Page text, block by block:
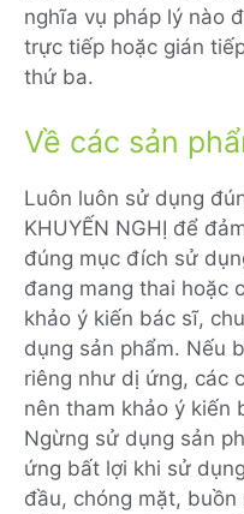
nghĩa vụ pháp lý nào
trực tiếp hoặc gián
thứ ba.
Về các sản
Luôn luôn sử dụng
KHUYẾN NGHỊ để
đúng mục đích sử
đang mang thai hoặc
khảo ý kiến bác sĩ,
dụng sản phẩm. Nếu
riêng như dị ứng, các
nên tham khảo ý kiến
Ngừng sử dụng sản
ứng bất lợi khi sử
đầu, chóng mặt,